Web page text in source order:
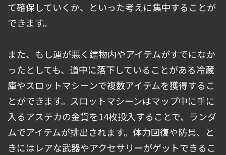
て確保していくか、といった考えに集中することが
できます。
また、もし運が悪く建物内やアイテムがすでになか
ったとしても、道中に落下していることがある冷蔵
庫やスロットマシーンで複数アイテムを獲得するこ
とができます。スロットマシーンはマップ中に手に
入るアステカの金貨を14枚投入することで、ランダ
ムでアイテムが排出されます。体力回復や防具、と
きにはレアな武器やアクセサリーがゲットできるこ